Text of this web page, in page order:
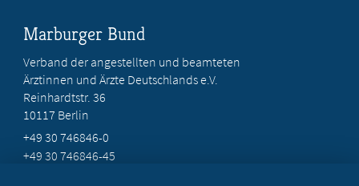
Marburger Bund
Verband der angestellten und beamteten
Ärztinnen und Ärzte Deutschlands e.V.
Reinhardtstr. 36
10117 Berlin
+49 30 746846-0
+49 30 746846-45